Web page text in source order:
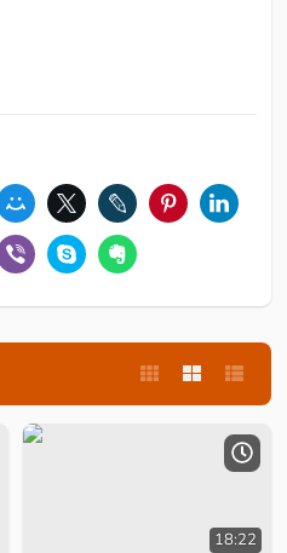
18:22